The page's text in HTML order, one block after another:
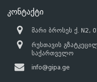
კონტაქტი
მარი ბროსეს ქ. N2,
რუსთავის
საქართველო
info@gipa.ge